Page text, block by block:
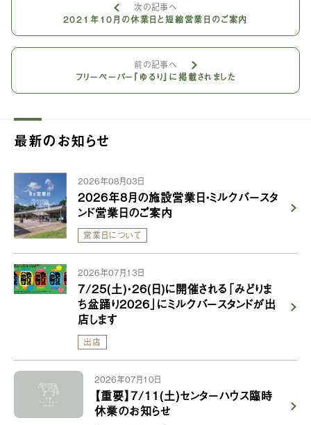
次の記事へ
2021年10月の休業日と短縮営業日のご案内
前の記事へ
フリーペーパー『ゆるり』に掲載されました
最新のお知らせ
2026年08月03日
2026年8月の施設営業日・ミルクバースタ
ンド営業日のご案内
営業日について
2026年07月13日
7/25(土)・26(日)に開催される「みどりま
ち盆踊り2026」にミルクバースタンドが出
店します
出店
2026年07月10日
【重要】7/11(土)センターハウス臨時
休業のお知らせ